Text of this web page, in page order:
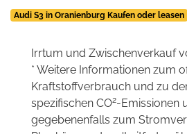
Audi S3 in Oranienburg Kaufen oder leasen
Irrtum und Zwischenverkauf
* Weitere Informationen zum
Kraftstoffverbrauch und zu
spezifischen CO2-Emissionen
gegebenenfalls zum